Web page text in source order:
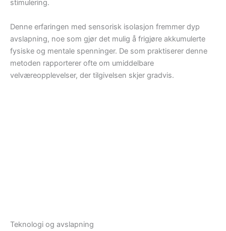
stimulering.
Denne erfaringen med sensorisk isolasjon fremmer dyp
avslapning, noe som gjør det mulig å frigjøre akkumulerte
fysiske og mentale spenninger. De som praktiserer denne
metoden rapporterer ofte om umiddelbare
velværeopplevelser, der tilgivelsen skjer gradvis.
Teknologi og avslapning